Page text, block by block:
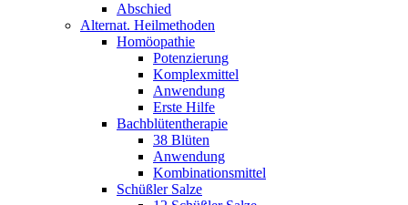
Abschied
Alternat. Heilmethoden
Homöopathie
Potenzierung
Komplexmittel
Anwendung
Erste Hilfe
Bachblütentherapie
38 Blüten
Anwendung
Kombinationsmittel
Schüßler Salze